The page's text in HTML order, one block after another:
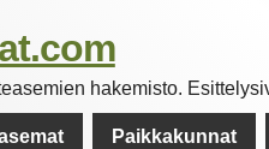
hakemisto.
Paikkakunnat